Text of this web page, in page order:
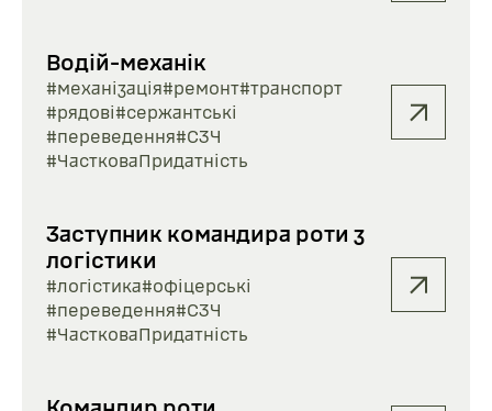
Водій-механік
#механізація#ремонт#транспорт
#рядові#сержантські
#переведення#СЗЧ
#ЧастковаПридатність
Заступник командира роти з
логістики
#логістика#офіцерські
#переведення#СЗЧ
#ЧастковаПридатність